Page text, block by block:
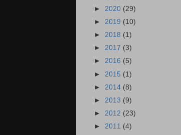
► 2020 (29)
► 2019 (10)
► 2018 (1)
► 2017 (3)
► 2016 (5)
► 2015 (1)
► 2014 (8)
► 2013 (9)
► 2012 (23)
► 2011 (4)